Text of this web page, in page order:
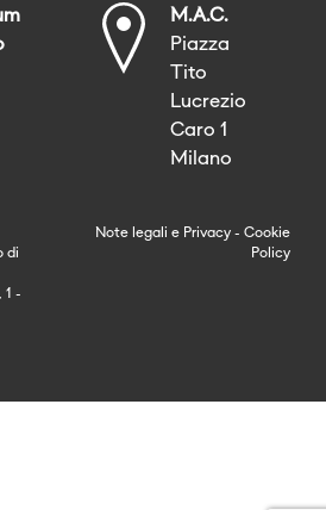
M.A.C.
Piazza
Tito
Lucrezio
Caro 1
Milano
di
1 -
Note legali e Privacy - Cookie
Policy